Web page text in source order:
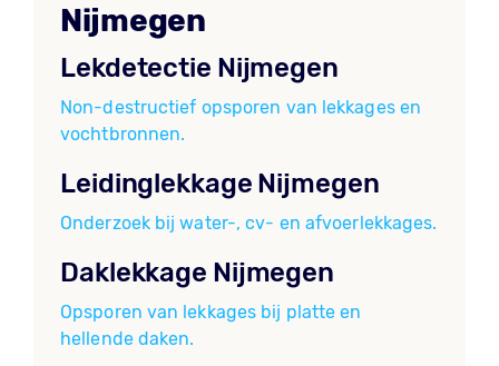
Nijmegen
Lekdetectie Nijmegen
Non-destructief opsporen van lekkages en
vochtbronnen.
Leidinglekkage Nijmegen
Onderzoek bij water-, cv- en afvoerlekkages.
Daklekkage Nijmegen
Opsporen van lekkages bij platte en
hellende daken.